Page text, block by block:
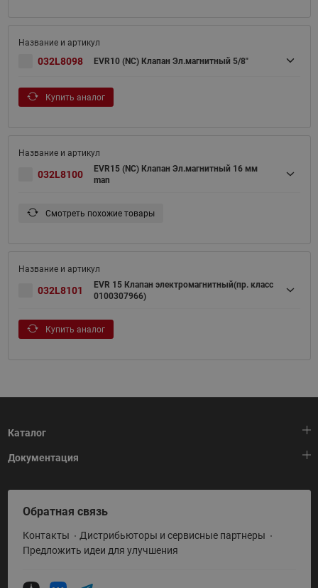
032L8098 EVR10 (NC) Клапан Эл.магнитный 5/8"
Купить аналог
032L8100
EVR15 (NC) Клапан Эл.магнитный 16 мм
man
Смотреть похожие товары
032L8101
EVR 15 Клапан электромагнитный(пр. класс
0100307966)
Купить аналог
Каталог
Тепловая автоматика
Холодильная техника
Приводная техника
Промышленная автоматика
Документация
HeatPlatform (Тепловая платформа)
Полезные программы и инструменты
Условия поставки
Обратная связь
Контакты
Дистрибьюторы и сервисные партнеры
Предложить идеи для улучшения